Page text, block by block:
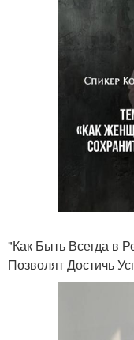
"Как Быть Всегда в
Позволят Достичь